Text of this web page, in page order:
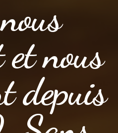
nous
depuis